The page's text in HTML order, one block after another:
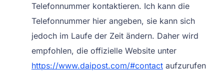
Telefonnummer kontaktieren. Ich kann die
Telefonnummer hier angeben, sie kann sich
jedoch im Laufe der Zeit ändern. Daher wird
empfohlen, die offizielle Website unter
https://www.daipost.com/#contact aufzurufen